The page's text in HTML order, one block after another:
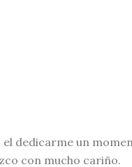
dedicarme un
con mucho cariño.